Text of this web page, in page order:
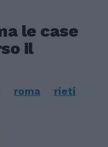
le case
il
roma
rieti